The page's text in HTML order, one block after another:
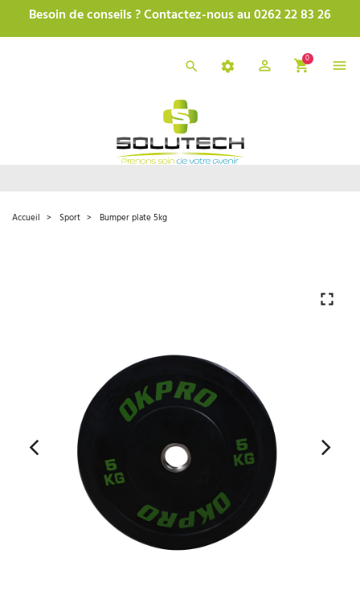
Besoin de conseils ? Contactez-nous au 0262 22 83 26
0
Accueil Sport Bumper plate 5kg